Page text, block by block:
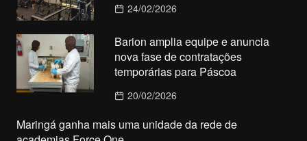
24/02/2026
Barion amplia equipe e anuncia
nova fase de contratações
temporárias para Páscoa
20/02/2026
Maringá ganha mais uma unidade da rede de